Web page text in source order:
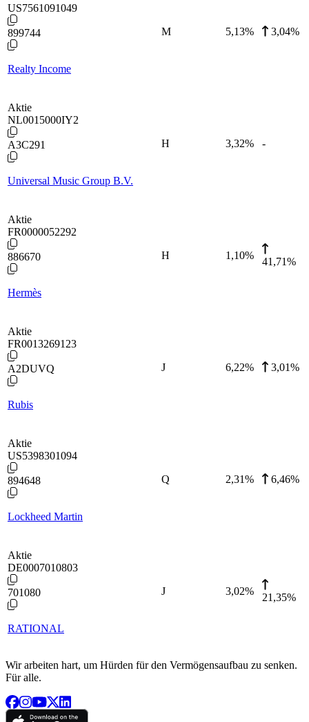
US7561091049
899744
Realty Income
M 5,13% 3,04%
Aktie
NL0015000IY2
A3C291
Universal Music Group B.V.
H 3,32% -
Aktie
FR0000052292
886670
Hermès
H 1,10%
41,71%
Aktie
FR0013269123
A2DUVQ
Rubis
J 6,22% 3,01%
Aktie
US5398301094
894648
Lockheed Martin
Q 2,31% 6,46%
Aktie
DE0007010803
701080
RATIONAL
J 3,02%
21,35%
Wir arbeiten hart, um Hürden für den Vermögensaufbau zu senken.
Für alle.